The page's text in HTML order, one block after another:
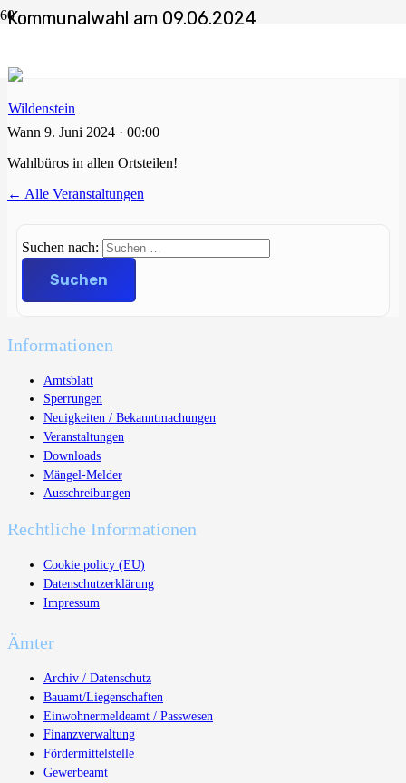
Kommunalwahl am 09.06.2024
Kommunalwahl am 09.06.2024
Wann 9. Juni 2024 · 00:00
Wahlbüros in allen Ortsteilen!
← Alle Veranstaltungen
Suchen nach:
Informationen
Amtsblatt
Sperrungen
Neuigkeiten / Bekanntmachungen
Veranstaltungen
Downloads
Mängel-Melder
Ausschreibungen
Rechtliche Informationen
Cookie policy (EU)
Datenschutzerklärung
Impressum
Ämter
Archiv / Datenschutz
Bauamt/Liegenschaften
Einwohnermeldeamt / Passwesen
Finanzverwaltung
Fördermittelstelle
Gewerbeamt